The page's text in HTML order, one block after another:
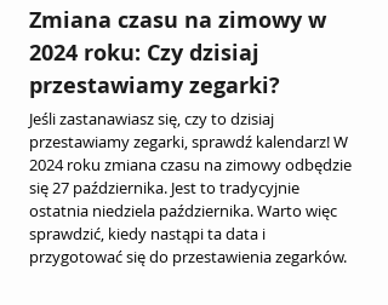
Zmiana czasu na zimowy w
2024 roku: Czy dzisiaj
przestawiamy zegarki?
Jeśli zastanawiasz się, czy to dzisiaj
przestawiamy zegarki, sprawdź kalendarz! W
2024 roku zmiana czasu na zimowy odbędzie
się 27 października. Jest to tradycyjnie
ostatnia niedziela października. Warto więc
sprawdzić, kiedy nastąpi ta data i
przygotować się do przestawienia zegarków.